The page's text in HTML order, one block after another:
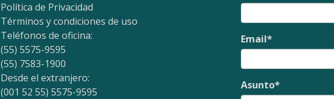
Política de Privacidad
Términos y condiciones de uso
Teléfonos de oficina:
(55) 5575-9595
(55) 7583-1900
Desde el extranjero:
(001 52 55) 5575-9595
Email*
Asunto*